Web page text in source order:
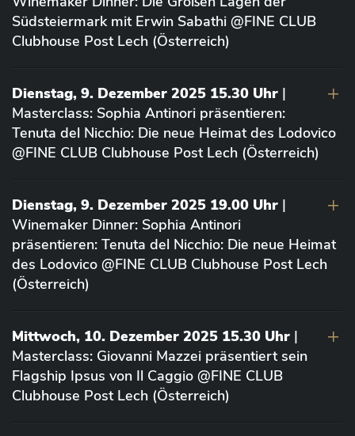
Südsteiermark mit Erwin Sabathi @FINE CLUB
Clubhouse Post Lech (Österreich)
Dienstag, 9. Dezember 2025 15.30 Uhr |
Masterclass: Sophia Antinori präsentieren:
Tenuta del Nicchio: Die neue Heimat des Lodovico
@FINE CLUB Clubhouse Post Lech (Österreich)
Dienstag, 9. Dezember 2025 19.00 Uhr |
Winemaker Dinner: Sophia Antinori
präsentieren: Tenuta del Nicchio: Die neue Heimat
des Lodovico @FINE CLUB Clubhouse Post Lech
(Österreich)
Mittwoch, 10. Dezember 2025 15.30 Uhr |
Masterclass: Giovanni Mazzei präsentiert sein
Flagship Ipsus von Il Caggio @FINE CLUB
Clubhouse Post Lech (Österreich)